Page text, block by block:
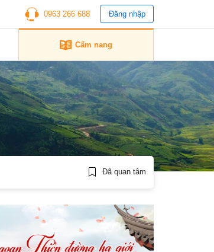
0963 266 688 Đăng nhập
Cẩm nang
Đã quan tâm